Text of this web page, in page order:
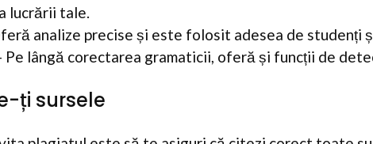
lucrării tale.
analize precise și este folosit adesea de studenți
Pe lângă corectarea gramaticii, oferă și funcții de
ți sursele